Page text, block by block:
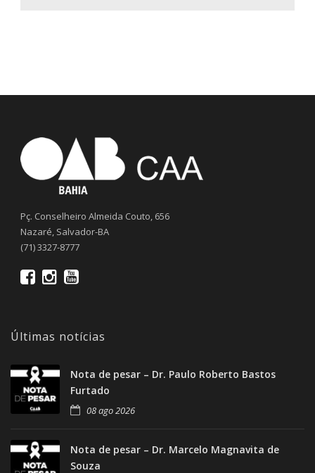
Pç. Conselheiro Almeida Couto, 656
Nazaré, Salvador-BA
(71) 3327-8777
Últimas notícias
Nota de pesar – Dr. Paulo Roberto Bastos
Furtado
08 ago 2026
Nota de pesar – Dr. Marcelo Magnavita de
Souza